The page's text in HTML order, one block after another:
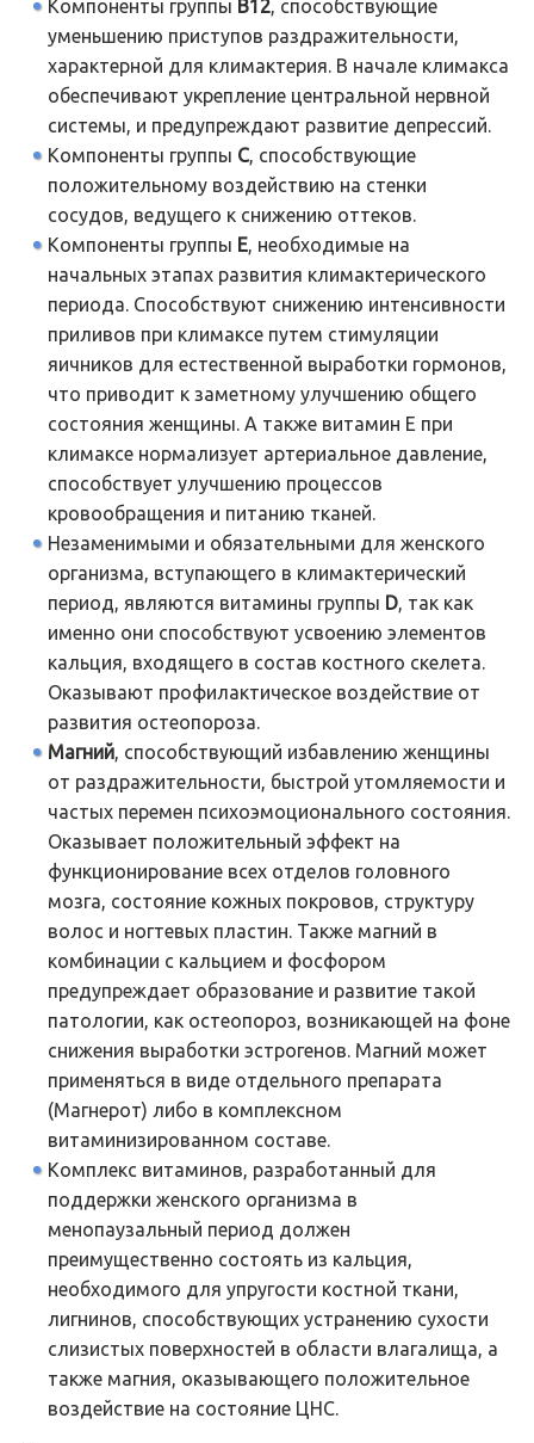
Компоненты группы В12, способствующие
уменьшению приступов раздражительности,
характерной для климактерия. В начале климакса
обеспечивают укрепление центральной нервной
системы, и предупреждают развитие депрессий.
Компоненты группы С, способствующие
положительному воздействию на стенки
сосудов, ведущего к снижению оттеков.
Компоненты группы Е, необходимые на
начальных этапах развития климактерического
периода. Способствуют снижению интенсивности
приливов при климаксе путем стимуляции
яичников для естественной выработки гормонов,
что приводит к заметному улучшению общего
состояния женщины. А также витамин Е при
климаксе нормализует артериальное давление,
способствует улучшению процессов
кровообращения и питанию тканей.
Незаменимыми и обязательными для женского
организма, вступающего в климактерический
период, являются витамины группы D, так как
именно они способствуют усвоению элементов
кальция, входящего в состав костного скелета.
Оказывают профилактическое воздействие от
развития остеопороза.
Магний, способствующий избавлению женщины
от раздражительности, быстрой утомляемости и
частых перемен психоэмоционального состояния.
Оказывает положительный эффект на
функционирование всех отделов головного
мозга, состояние кожных покровов, структуру
волос и ногтевых пластин. Также магний в
комбинации с кальцием и фосфором
предупреждает образование и развитие такой
патологии, как остеопороз, возникающей на фоне
снижения выработки эстрогенов. Магний может
применяться в виде отдельного препарата
(Магнерот) либо в комплексном
витаминизированном составе.
Комплекс витаминов, разработанный для
поддержки женского организма в
менопаузальный период должен
преимущественно состоять из кальция,
необходимого для упругости костной ткани,
лигнинов, способствующих устранению сухости
слизистых поверхностей в области влагалища, а
также магния, оказывающего положительное
воздействие на состояние ЦНС.